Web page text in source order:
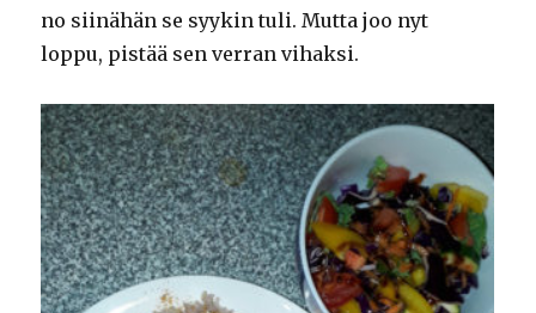
no siinähän se syykin tuli. Mutta joo nyt
loppu, pistää sen verran vihaksi.